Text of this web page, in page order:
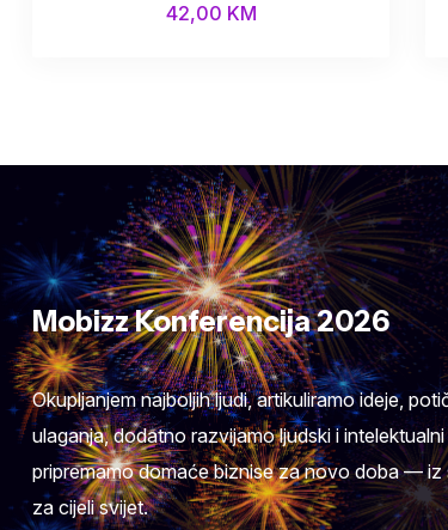
42,00 KM
Mobizz Konferencija 2026
Okupljanjem najboljih ljudi, artikuliramo ideje,
ulaganja, dodatno razvijamo ljudski i
pripremamo domaće biznise za novo doba — iz
za cijeli svijet.